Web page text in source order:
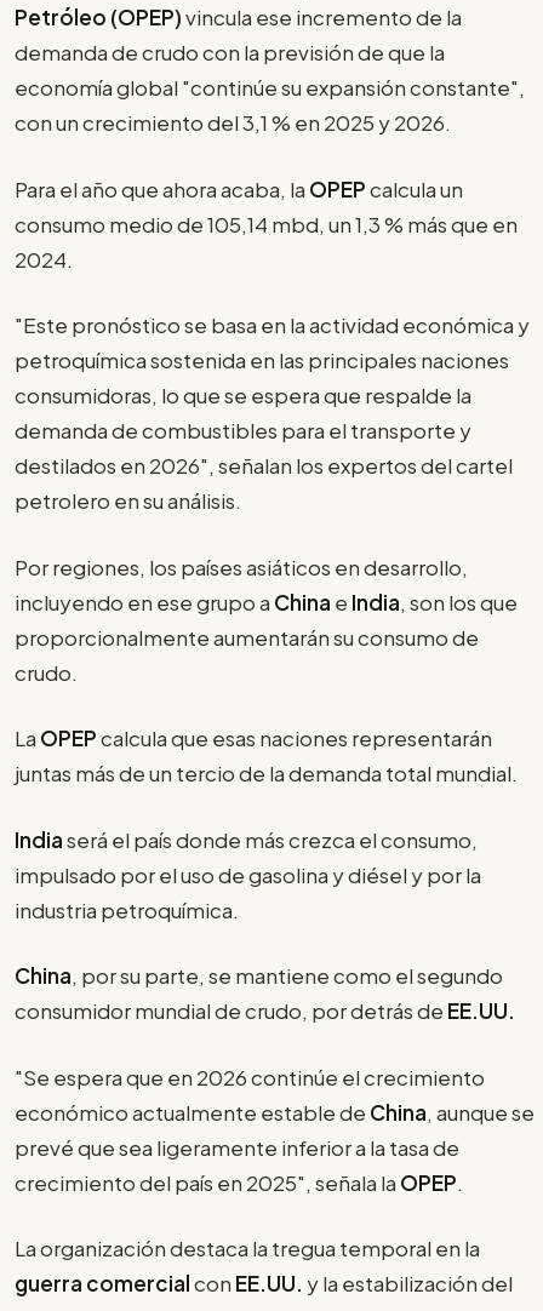
Petróleo (OPEP)vincula ese incremento de la
demanda de crudo con la previsión de que la
economía global "continúe su expansión constante",
con un crecimiento del 3,1 % en 2025 y 2026.
Para el año que ahora acaba, la OPEPcalcula un
consumo medio de 105,14 mbd, un 1,3 % más que en
2024.
"Este pronóstico se basa en la actividad económica y
petroquímica sostenida en las principales naciones
consumidoras, lo que se espera que respalde la
demanda de combustibles para el transporte y
destilados en 2026", señalan los expertos del cartel
petrolero en su análisis.
Por regiones, los países asiáticos en desarrollo,
incluyendo en ese grupo a China e India, son los que
proporcionalmente aumentarán su consumo de
crudo.
La OPEPcalcula que esas naciones representarán
juntas más de un tercio de la demanda total mundial.
Indiaserá el país donde más crezca el consumo,
impulsado por el uso de gasolina y diésel y por la
industria petroquímica.
China, por su parte, se mantiene como el segundo
consumidor mundial de crudo, por detrás de EE.UU.
"Se espera que en 2026 continúe el crecimiento
económico actualmente estable de China, aunque se
prevé que sea ligeramente inferior a la tasa de
crecimiento del país en 2025", señala la OPEP.
La organización destaca la tregua temporal en la
guerra comercialcon EE.UU. y la estabilización del